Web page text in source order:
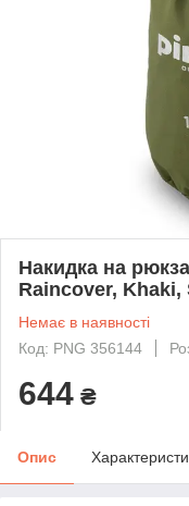
Накидка на
Raincover, Khaki,
Немає в наявності
Код: PNG 356144
644 ₴
Опис